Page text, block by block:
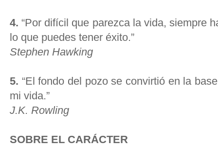
4. “Por difícil que parezca la vida, siempre
lo que puedes tener éxito.”
Stephen Hawking
5. “El fondo del pozo se convirtió en la
mi vida.”
J.K. Rowling
SOBRE EL CARÁCTER